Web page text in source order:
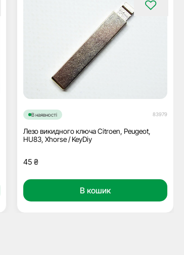
В наявності 83979
Лезо викидного ключа Citroen, Peugeot,
HU83, Xhorse / KeyDiy
45 ₴
В кошик